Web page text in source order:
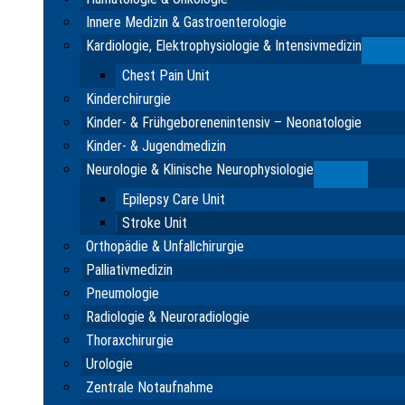
Innere Medizin & Gastroenterologie
Kardiologie, Elektrophysiologie & Intensivmedizin
Chest Pain Unit
Kinderchirurgie
Kinder- & Frühgeborenenintensiv – Neonatologie
Kinder- & Jugendmedizin
Neurologie & Klinische Neurophysiologie
Epilepsy Care Unit
Stroke Unit
Orthopädie & Unfallchirurgie
Palliativmedizin
Pneumologie
Radiologie & Neuroradiologie
Thoraxchirurgie
Urologie
Zentrale Notaufnahme